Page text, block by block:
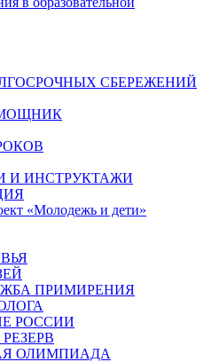
СБЕРЕЖЕНИЙ
И ИНСТРУКТАЖИ
«Молодежь и дети»
ПРИМИРЕНИЯ
РОССИИ
ОЛИМПИАДА